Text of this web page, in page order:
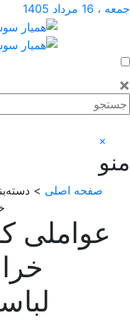
1405
صفحه اصلی> دسته‌بندی
که